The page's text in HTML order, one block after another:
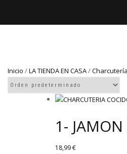
Inicio /LA TIENDA EN CASA/Charcutería
1- JAMON
18,99€